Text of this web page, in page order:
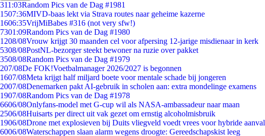
311:03Random Pics van de Dag #1981
1507:36MIVD-baas lekt via Strava routes naar geheime kazerne
1606:35VrijMiBabes #316 (not very sfw!)
7301:09Random Pics van de Dag #1980
1208/08Vrouw krijgt 30 maanden cel voor afpersing 12-jarige misdienaar in kerk
5308/08PostNL-bezorger steekt bewoner na ruzie over pakket
3508/08Random Pics van de Dag #1979
207/08De FOK!Voetbalmanager 2026/2027 is begonnen
1607/08Meta krijgt half miljard boete voor mentale schade bij jongeren
2007/08Denemarken pakt AI-gebruik in scholen aan: extra mondelinge examens
1907/08Random Pics van de Dag #1978
6606/08Onlyfans-model met G-cup wil als NASA-ambassadeur naar maan
2506/08Huisarts per direct uit vak gezet om ernstig alcoholmisbruik
1906/08Drone met explosieven bij Duits vliegveld voedt vrees voor hybride aanval
6006/08Waterschappen slaan alarm wegens droogte: Gereedschapskist leeg